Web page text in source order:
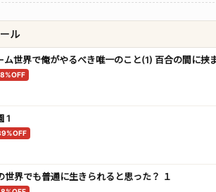
ル
ム世界で俺がやるべき唯一のこと(1) 百合の間に挟
1
世界でも普通に生きられると思った？ １